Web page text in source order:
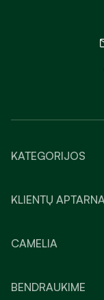
KATEGORIJOS
KLIENTŲ
CAMELIA
BENDRAUKIME